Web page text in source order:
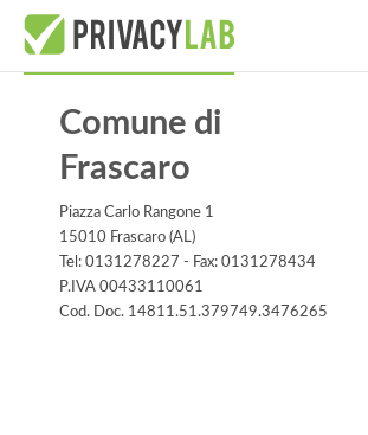
Comune di
Frascaro
Piazza Carlo Rangone 1
15010 Frascaro (AL)
Tel: 0131278227 - Fax: 0131278434
P.IVA 00433110061
Cod. Doc. 14811.51.379749.3476265